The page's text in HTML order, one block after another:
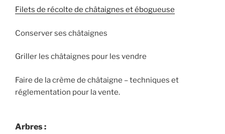
Filets de récolte de châtaignes et ébogueuse
Conserver ses châtaignes
Griller les châtaignes pour les vendre
Faire de la crème de châtaigne – techniques et
réglementation pour la vente.
Arbres :